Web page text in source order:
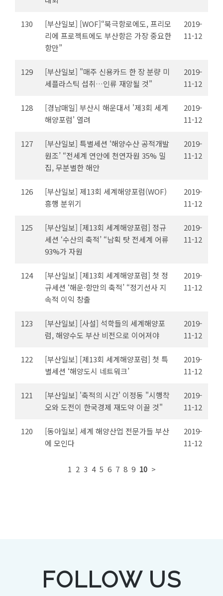
130
[부산일보] [WOF]“북극항로에도, 프리모
리에 프로젝트에도 부산항은 가장 중요한
항만”
2019-
11-12
129
[부산일보] "매주 신용카드 한 장 분량 미
세플라스틱 섭취…인류 재앙될 것"
2019-
11-12
128
[경남매일] 부산시 해운대서 '제3회 세계
해양포럼' 열려
2019-
11-12
127
[부산일보] 특별세션 ‘해양수산 공적개발
원조’ “전세계 연안에 천연자원 35% 밀
집, 무분별한 해안
2019-
11-12
126
[부산일보] 제13회 세계해양포럼(WOF)
흥행 분위기
2019-
11-12
125
[부산일보] [제13회 세계해양포럼] 정규
세션 ‘수산의 축적’ “남획 탓 전세계 어류
93%가 자원
2019-
11-12
124
[부산일보] [제13회 세계해양포럼] 첫 정
규세션 ‘해운·항만의 축적’ “정기선사 지
속적 이익 창출
2019-
11-12
123
[부산일보] [사설] 석학들의 세계해양포
럼, 해양수도 부산 비전으로 이어져야
2019-
11-12
122
[부산일보] [제13회 세계해양포럼] 첫 특
별세션 ‘해양도시 네트워크’
2019-
11-12
121
[부산일보] '축적의 시간' 이정동 "시행착
오와 도전이 한국경제 재도약 이끌 것"
2019-
11-12
120
[동아일보] 세계 해양산업 전문가들 부산
에 모인다
2019-
11-12
1 2 3 4 5 6 7 8 9 10 >
FOLLOW US